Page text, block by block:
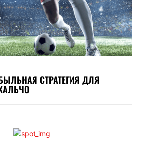
СТРАТЕГИЯ ДЛЯ